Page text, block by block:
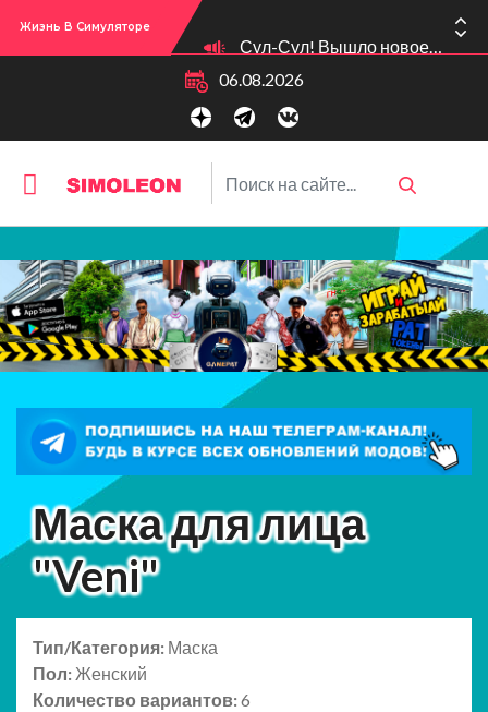
Жизнь В Симуляторе
06.08.2026
Маска для лица
"Veni"
Тип/Категория: Маска
Пол: Женский
Количество вариантов:6